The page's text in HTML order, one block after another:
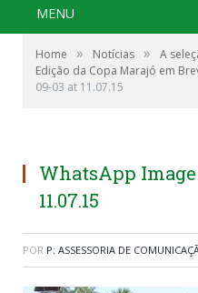
MENU
Home » Notícias »
A
Edição da Copa Marajó em
09-03 at 11.07.15
WhatsApp Image
11.07.15
POR P: ASSESSORIA DE